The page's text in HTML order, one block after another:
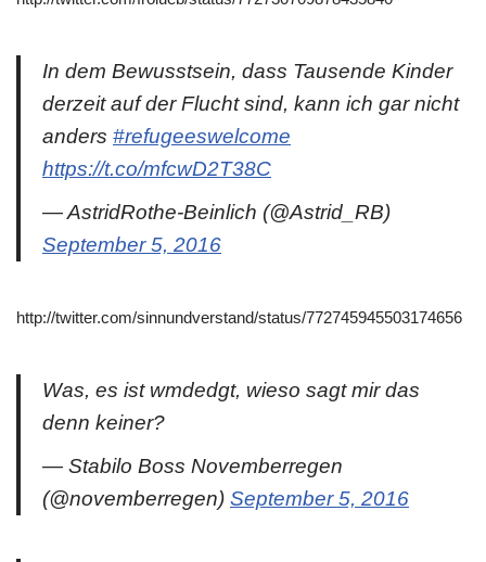
In dem Bewusstsein, dass Tausende Kinder
derzeit auf der Flucht sind, kann ich gar nicht
anders #refugeeswelcome
https://t.co/mfcwD2T38C
— AstridRothe-Beinlich (@Astrid_RB)
September 5, 2016
http://twitter.com/sinnundverstand/status/772745945503174656
Was, es ist wmdedgt, wieso sagt mir das
denn keiner?
— Stabilo Boss Novemberregen
(@novemberregen) September 5, 2016